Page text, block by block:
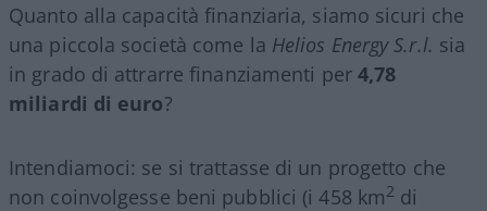
Quanto alla capacità finanziaria, siamo sicuri che
una piccola società come la Helios Energy S.r.l. sia
in grado di attrarre finanziamenti per 4,78
miliardi di euro?
Intendiamoci: se si trattasse di un progetto che
non coinvolgesse beni pubblici (i 458 km2 di